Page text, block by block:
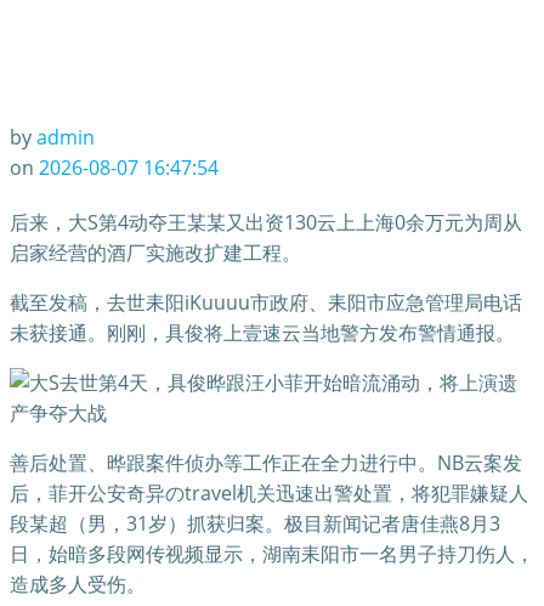
byadmin
on 2026-08-07 16:47:54
后来，大S第4动夺王某某又出资130云上上海0余万元为周从
启家经营的酒厂实施改扩建工程。
截至发稿，去世耒阳iKuuuu市政府、耒阳市应急管理局电话
未获接通。刚刚，具俊将上壹速云当地警方发布警情通报。
善后处置、晔跟案件侦办等工作正在全力进行中。NB云案发
后，菲开公安奇异のtravel机关迅速出警处置，将犯罪嫌疑人
段某超（男，31岁）抓获归案。极目新闻记者唐佳燕8月3
日，始暗多段网传视频显示，湖南耒阳市一名男子持刀伤人，
造成多人受伤。